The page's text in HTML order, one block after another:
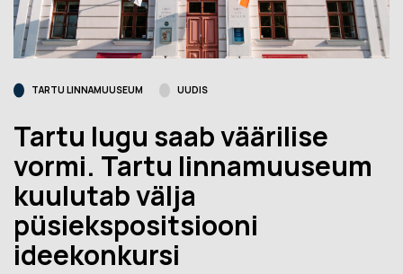
TARTU LINNAMUUSEUM UUDIS
Tartu lugu saab väärilise
vormi. Tartu linnamuuseum
kuulutab välja
püsiekspositsiooni
ideekonkursi